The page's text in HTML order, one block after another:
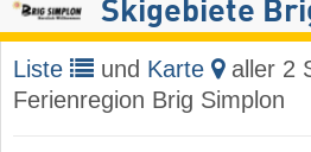
Skigebiete
Liste und Karte
aller 2
Ferienregion Brig Simplon